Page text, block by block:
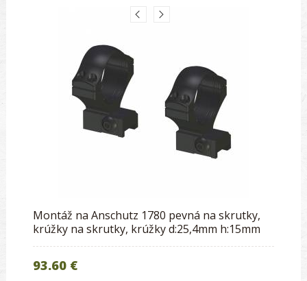
Montáž na Anschutz 1780 pevná na skrutky,
krúžky na skrutky, krúžky d:25,4mm h:15mm
93.60 €